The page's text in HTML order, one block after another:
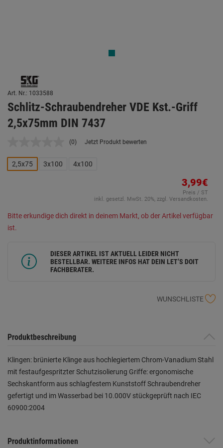
Art. Nr.: 1033588
Schlitz-Schraubendreher VDE Kst.-Griff
2,5x75mm DIN 7437
Kein
Link
auf
(0) Jetzt Produkt bewerten
2,5x75 3x100 4x100
3,99€
Preis / ST
inkl. gesetzl. MwSt. 20%, zzgl. Versandkosten.
Bitte erkundige dich direkt in deinem Markt, ob der Artikel verfügbar
ist.
DIESER ARTIKEL IST AKTUELL LEIDER NICHT
BESTELLBAR. WEITERE INFOS HAT DEIN LET’S DOIT
FACHBERATER.
WUNSCHLISTE
Produktbeschreibung
Klingen: brünierte Klinge aus hochlegiertem Chrom-Vanadium Stahl
mit festaufgespritzter Schutzisolierung Griffe: ergonomische
Sechskantform aus schlagfestem Kunststoff Schraubendreher
gefertigt und im Wasserbad bei 10.000V stückgeprüft nach IEC
60900:2004
Produktinformationen